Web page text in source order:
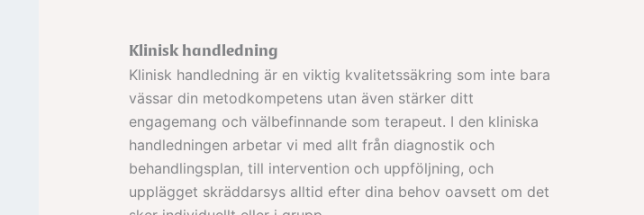
Klinisk handledning
Klinisk handledning är en viktig kvalitetssäkring som inte bara
vässar din metodkompetens utan även stärker ditt
engagemang och välbefinnande som terapeut. I den kliniska
handledningen arbetar vi med allt från diagnostik och
behandlingsplan, till intervention och uppföljning, och
upplägget skräddarsys alltid efter dina behov oavsett om det